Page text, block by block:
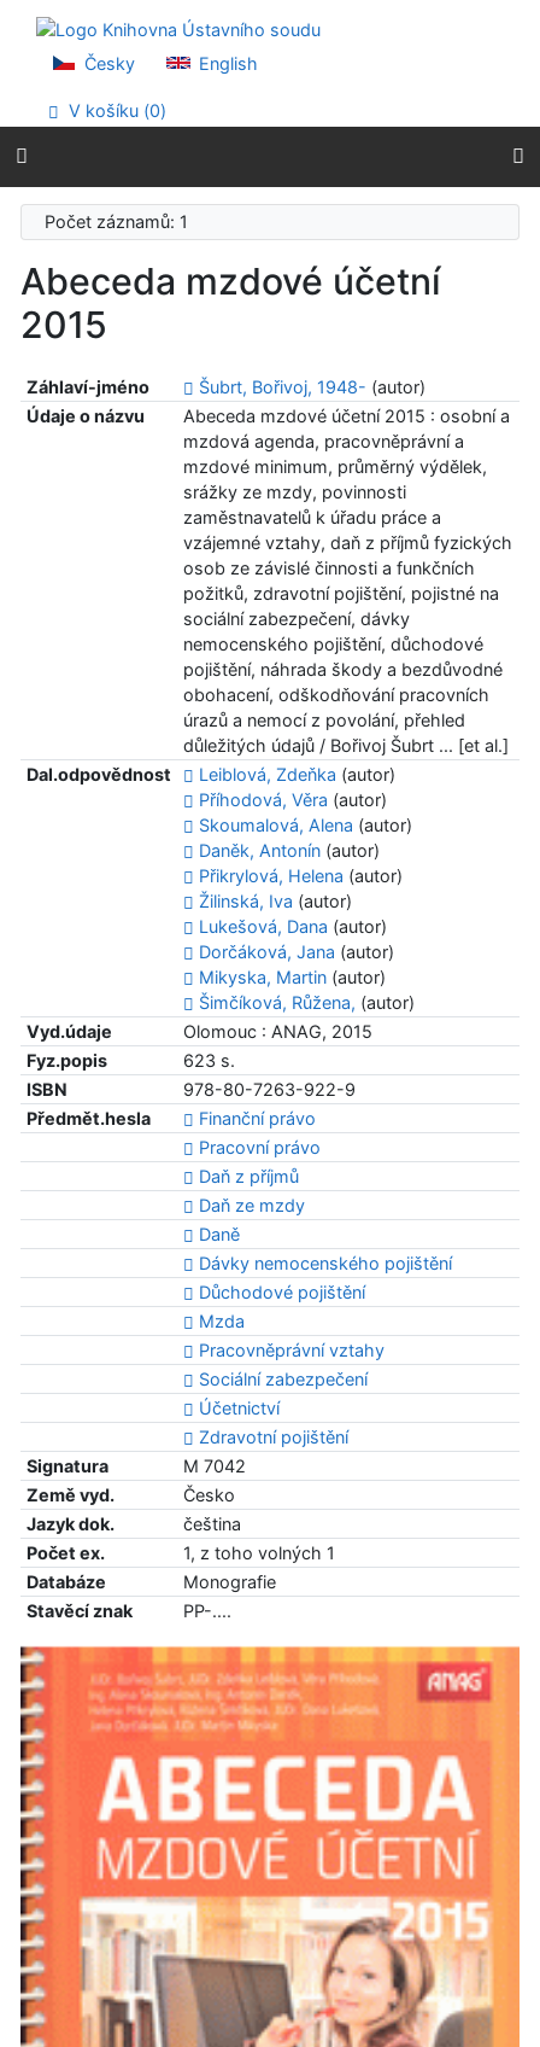
Přejít na menu
Prohlášení o webové přístupnosti
Česky English
V košíku (0)
Počet záznamů: 1
Abeceda mzdové účetní
2015
Záhlaví-jméno Šubrt, Bořivoj, 1948- (autor)
Údaje o názvu
Abeceda mzdové účetní 2015 : osobní a
mzdová agenda, pracovněprávní a
mzdové minimum, průměrný výdělek,
srážky ze mzdy, povinnosti
zaměstnavatelů k úřadu práce a
vzájemné vztahy, daň z příjmů fyzických
osob ze závislé činnosti a funkčních
požitků, zdravotní pojištění, pojistné na
sociální zabezpečení, dávky
nemocenského pojištění, důchodové
pojištění, náhrada škody a bezdůvodné
obohacení, odškodňování pracovních
úrazů a nemocí z povolání, přehled
důležitých údajů / Bořivoj Šubrt ... [et al.]
Dal.odpovědnost
Leiblová, Zdeňka (autor)
Příhodová, Věra (autor)
Skoumalová, Alena (autor)
Daněk, Antonín(autor)
Přikrylová, Helena (autor)
Žilinská, Iva (autor)
Lukešová, Dana (autor)
Dorčáková, Jana (autor)
Mikyska, Martin(autor)
Šimčíková, Růžena, (autor)
Vyd.údaje
Olomouc : ANAG, 2015
Fyz.popis
623 s.
ISBN
978-80-7263-922-9
Předmět.hesla
Finanční právo
Pracovní právo
Daň z příjmů
Daň ze mzdy
Daně
Dávky nemocenského pojištění
Důchodové pojištění
Mzda
Pracovněprávní vztahy
Sociální zabezpečení
Účetnictví
Zdravotní pojištění
Signatura
M 7042
Země vyd.
Česko
Jazyk dok.
čeština
Počet ex.
1, z toho volných 1
Databáze
Monografie
Stavěcí znak
PP-....